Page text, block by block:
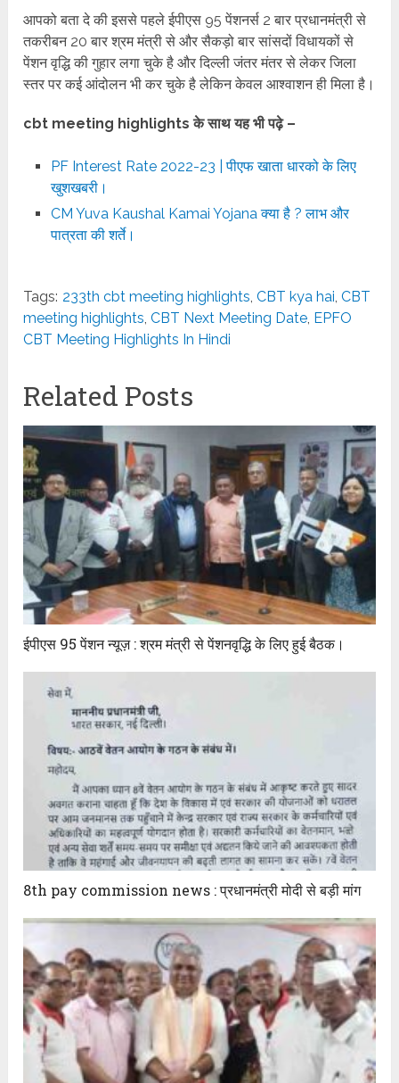
आपको बता दे की इससे पहले ईपीएस 95 पेंशनर्स 2 बार प्रधानमंत्री से
तकरीबन 20 बार श्रम मंत्री से और सैकड़ो बार सांसदों विधायकों से
पेंशन वृद्धि की गुहार लगा चुके है और दिल्ली जंतर मंतर से लेकर जिला
स्तर पर कई आंदोलन भी कर चुके है लेकिन केवल आश्वाशन ही मिला है।
cbt meeting highlights के साथ यह भी पढ़े –
PF Interest Rate 2022-23 | पीएफ खाता धारको के लिए
खुशखबरी।
CM Yuva Kaushal Kamai Yojana क्या है ? लाभ और
पात्रता की शर्ते।
Tags: 233th cbt meeting highlights,CBT kya hai,CBT
meeting highlights,CBT Next Meeting Date, EPFO
CBT Meeting Highlights In Hindi
Related Posts
ईपीएस 95 पेंशन न्यूज़ : श्रम मंत्री से पेंशनवृद्धि के लिए हुई बैठक।
8th pay commission news : प्रधानमंत्री मोदी से बड़ी मांग